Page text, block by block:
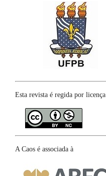
Esta revista é regida por licença
A Caos é associada à